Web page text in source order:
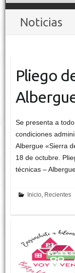
Noticias
Pliego
Se presenta a
condiciones
Albergue «Sierra
18 de octubre.
técnicas –
Inicio, Recientes